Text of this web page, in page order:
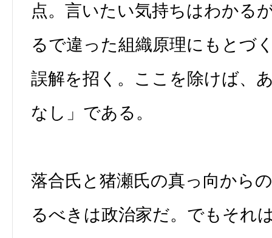
点。言いたい気持ちはわかる
るで違った組織原理にもとづ
誤解を招く。ここを除けば、
なし」である。
落合氏と猪瀬氏の真っ向から
るべきは政治家だ。でもそれ